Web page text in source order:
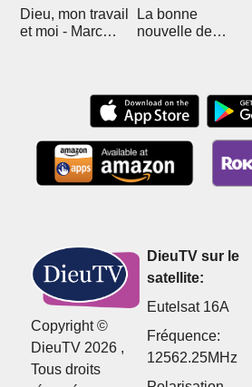
Dieu, mon travail
et moi - Marc
La bonne
nouvelle de
Copyright ©
DieuTV 2026 ,
Tous droits
DieuTV sur le
satellite:
Eutelsat 16A
Fréquence:
12562.25MHz